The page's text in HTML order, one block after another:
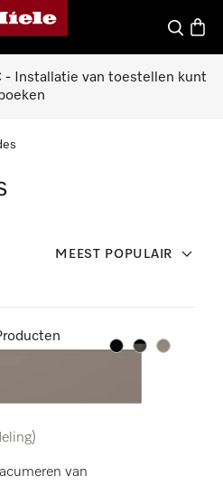
homepage
Wat zoek
- Installatie van toestellen kunt
MEEST POPULAIR
Producten
Kleur:Kleur:Kleur:
van